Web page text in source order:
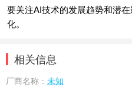
要关注AI技术的发展趋势和潜
化。
相关信息
厂商名称： 未知